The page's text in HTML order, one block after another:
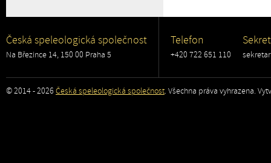
Česká speleologická společnost
Na Březince 14, 150 00 Praha 5
Telefon
+420 722 651 110
© 2014 - 2026 Česká speleologická společnost. Všechna práva vyhrazena.